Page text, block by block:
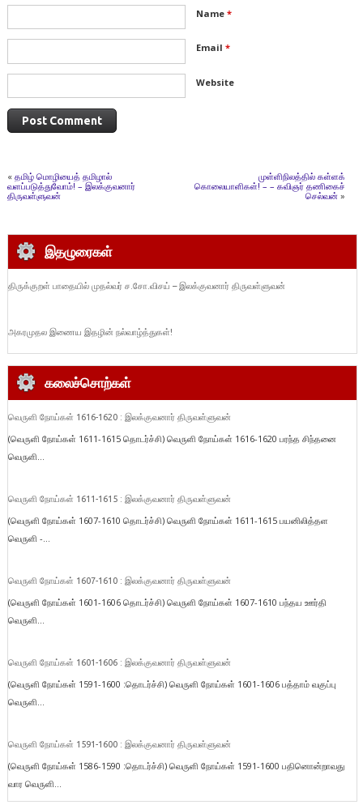
Name *
Email *
Website
« தமிழ் மொழியைத் தமிழால்
வளப்படுத்துவோம்! – இலக்குவனார்
திருவள்ளுவன்
முள்ளிநிலத்தில் கள்ளக்
கொலையாளிகள்! – – கவிஞர் தணிகைச்
செல்வன் »
இதழுரைகள்
திருக்குறள் பாதையில் முதல்வர் ச.சோ.விசய் – இலக்குவனார் திருவள்ளுவன்
அகரமுதல இணைய இதழின் நல்வாழ்த்துகள்!
கலைச்சொற்கள்
வெருளி நோய்கள் 1616-1620 : இலக்குவனார் திருவள்ளுவன்
(வெருளி நோய்கள் 1611-1615 தொடர்ச்சி) வெருளி நோய்கள் 1616-1620 பரந்த சிந்தனை
வெருளி...
வெருளி நோய்கள் 1611-1615 : இலக்குவனார் திருவள்ளுவன்
(வெருளி நோய்கள் 1607-1610 தொடர்ச்சி) வெருளி நோய்கள் 1611-1615 பயனிலித்தள
வெருளி -...
வெருளி நோய்கள் 1607-1610 : இலக்குவனார் திருவள்ளுவன்
(வெருளி நோய்கள் 1601-1606 தொடர்ச்சி) வெருளி நோய்கள் 1607-1610 பந்தய ஊர்தி
வெருளி...
வெருளி நோய்கள் 1601-1606 : இலக்குவனார் திருவள்ளுவன்
(வெருளி நோய்கள் 1591-1600 :தொடர்ச்சி) வெருளி நோய்கள் 1601-1606 பத்தாம் வகுப்பு
வெருளி...
வெருளி நோய்கள் 1591-1600 : இலக்குவனார் திருவள்ளுவன்
(வெருளி நோய்கள் 1586-1590 :தொடர்ச்சி) வெருளி நோய்கள் 1591-1600 பதினொன்றாவது
வார வெருளி...